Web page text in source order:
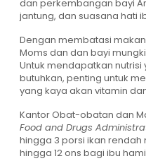
dan perkembangan bayi
jantung, dan suasana hati
Dengan membatasi
Moms dan dan bayi
Untuk mendapatkan nutrisi
butuhkan, penting untuk
yang kaya akan vitamin
Kantor Obat-obatan dan
Food and Drugs
hingga 3 porsi ikan rendah
hingga 12 ons bagi ibu